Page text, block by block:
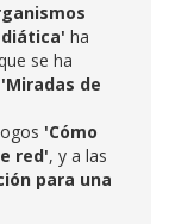
ha
se ha
'Miradas de
'Cómo
red', y a las
para una